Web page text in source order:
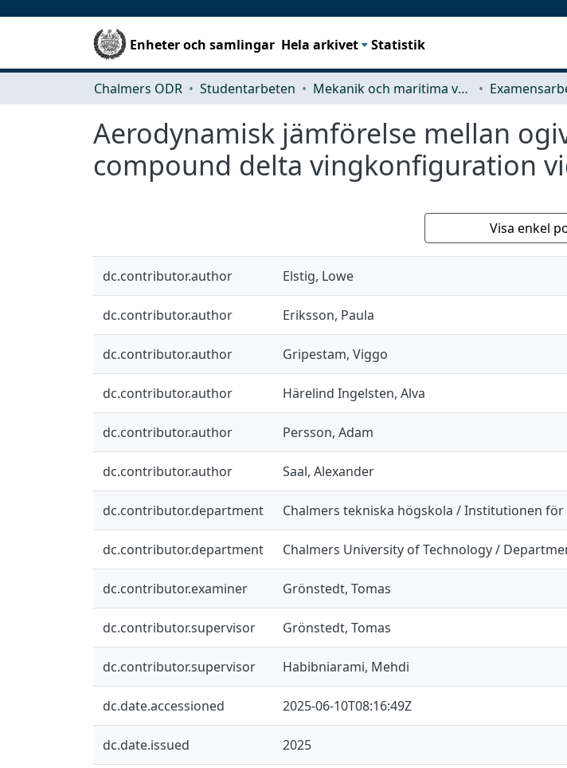
Enheter och samlingar Hela arkivet Statistik
Chalmers ODR Studentarbeten Mekanik och maritima vetenskaper (M2)
Aerodynamisk jämförelse mellan
compound delta vingkonfiguration
Visa enkel
dc.contributor.author Elstig, Lowe
dc.contributor.author Eriksson, Paula
dc.contributor.author Gripestam, Viggo
dc.contributor.author Härelind Ingelsten, Alva
dc.contributor.author Persson, Adam
dc.contributor.author Saal, Alexander
dc.contributor.department Chalmers tekniska högskola / Institutionen
dc.contributor.department Chalmers University of Technology /
dc.contributor.examiner Grönstedt, Tomas
dc.contributor.supervisor Grönstedt, Tomas
dc.contributor.supervisor Habibniarami, Mehdi
dc.date.accessioned 2025-06-10T08:16:49Z
dc.date.issued 2025